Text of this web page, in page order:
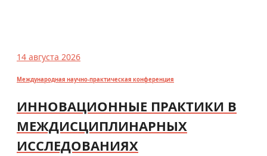
14 августа 2026
Международная научно-практическая конференция
ИННОВАЦИОННЫЕ ПРАКТИКИ В
МЕЖДИСЦИПЛИНАРНЫХ
ИССЛЕДОВАНИЯХ